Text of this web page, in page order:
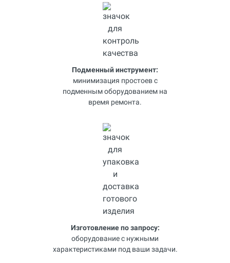
Подменный инструмент:
минимизация простоев с
подменным оборудованием на
время ремонта.
Изготовление по запросу:
оборудование с нужными
характеристиками под ваши задачи.